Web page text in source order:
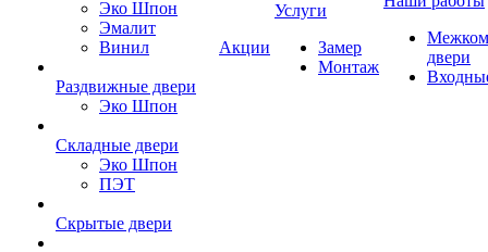
Эко Шпон
Эмалит
Винил
Раздвижные двери
Эко Шпон
Складные двери
Эко Шпон
ПЭТ
Скрытые двери
Акции
Услуги
Замер
Монтаж
двери